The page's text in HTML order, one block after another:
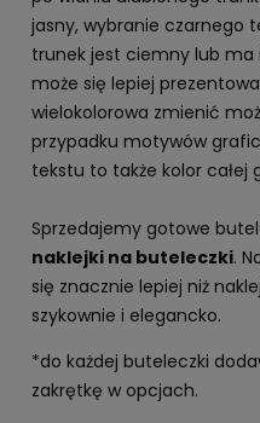
jasny, wybranie czarnego
trunek jest ciemny lub ma
może się lepiej
wielokolorowa zmienić
przypadku motywów
tekstu to także kolor całej
Sprzedajemy gotowe
naklejki na buteleczki.
się znacznie lepiej niż
szykownie i elegancko.
*do każdej buteleczki
zakrętkę w opcjach.